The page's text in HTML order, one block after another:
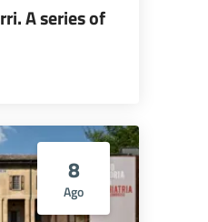
A series of
8
Ago